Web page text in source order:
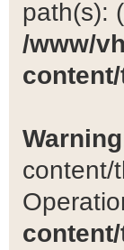
path(s):
/www/
Warning
content/